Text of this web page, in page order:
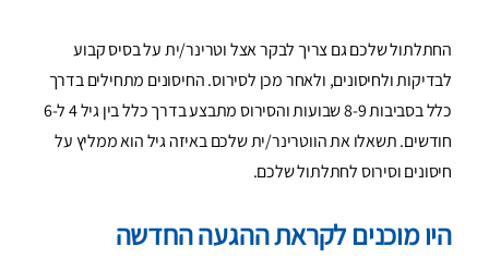
החתלתול שלכם גם צריך לבקר אצל וטרינר/ית על בסיס קבוע
לבדיקות ולחיסונים, ולאחר מכן לסירוס. החיסונים מתחילים בדרך
כלל בסביבות 8-9 שבועות והסירוס מתבצע בדרך כלל בין גיל 4 ל-6
חודשים. תשאלו את הווטרינר/ית שלכם באיזה גיל הוא ממליץ על
חיסונים וסירוס לחתלתול שלכם.
היו מוכנים לקראת ההגעה החדשה